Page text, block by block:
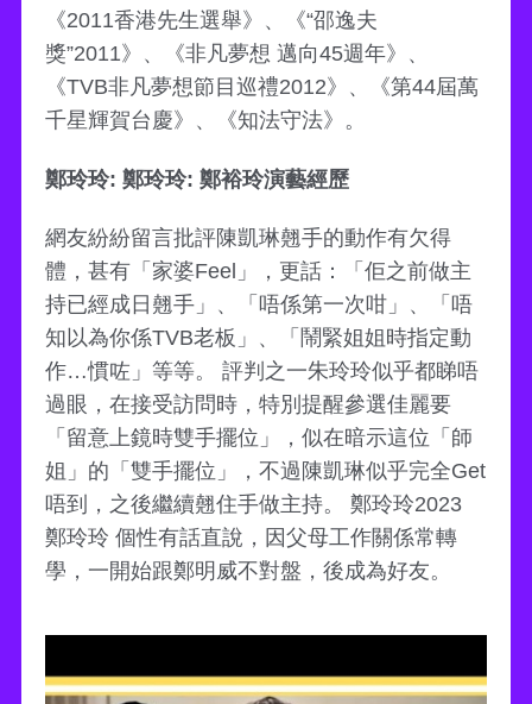
《2011香港先生選舉》、《“邵逸夫
獎”2011》、《非凡夢想 邁向45週年》、
《TVB非凡夢想節目巡禮2012》、《第44屆萬
千星輝賀台慶》、《知法守法》。
鄭玲玲: 鄭玲玲: 鄭裕玲演藝經歷
網友紛紛留言批評陳凱琳翹手的動作有欠得
體，甚有「家婆Feel」，更話：「佢之前做主
持已經成日翹手」、「唔係第一次咁」、「唔
知以為你係TVB老板」、「鬧緊姐姐時指定動
作…慣咗」等等。 評判之一朱玲玲似乎都睇唔
過眼，在接受訪問時，特別提醒參選佳麗要
「留意上鏡時雙手擺位」，似在暗示這位「師
姐」的「雙手擺位」，不過陳凱琳似乎完全Get
唔到，之後繼續翹住手做主持。 鄭玲玲2023
鄭玲玲 個性有話直說，因父母工作關係常轉
學，一開始跟鄭明威不對盤，後成為好友。